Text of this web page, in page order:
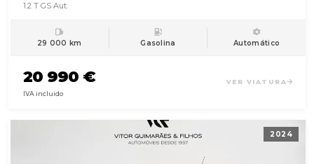
1.2 T GS Aut.
29 000 km Gasolina Automático
20 990 €
IVA incluido
VER VIATURA
2024